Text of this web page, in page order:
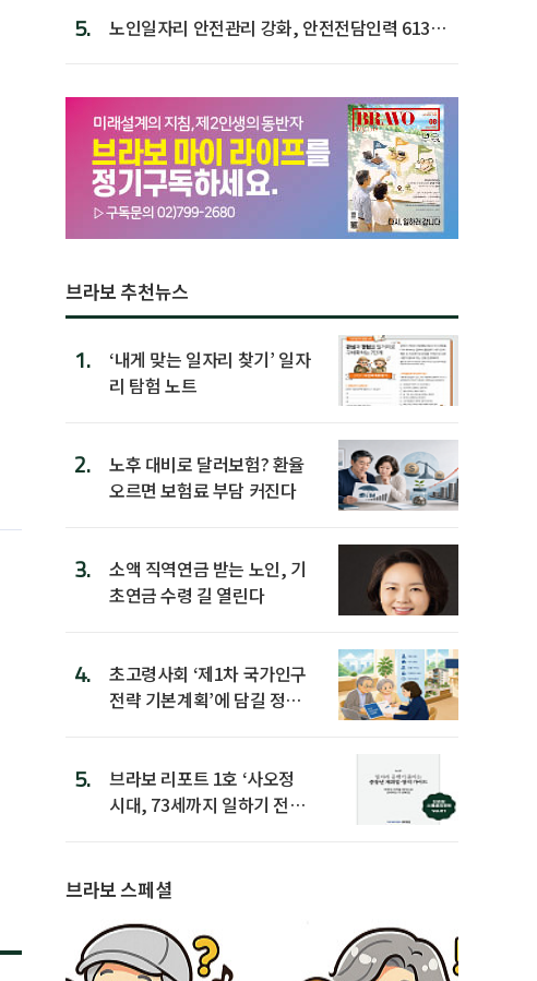
5.
노인일자리 안전관리 강화, 안전전담인력 613명
브라보 추천뉴스
1.
‘내게 맞는 일자리 찾기’ 일자
리 탐험 노트
2.
노후 대비로 달러보험? 환율
오르면 보험료 부담 커진다
3.
소액 직역연금 받는 노인, 기
초연금 수령 길 열린다
4.
초고령사회 ‘제1차 국가인구
전략 기본계획’에 담길 정책
5.
브라보 리포트 1호 ‘사오정
시대, 73세까지 일하기 전략’
브라보 스페셜